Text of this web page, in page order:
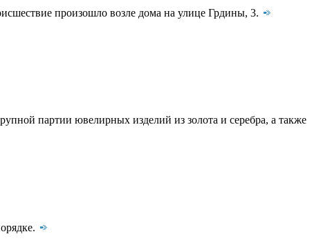
произошло возле дома на улице Грдины, 3.
партии ювелирных изделий из золота и серебра, а также